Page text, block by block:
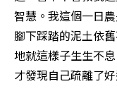
智慧。我這個一日
腳下踩踏的泥土依
地就這樣子生生不
才發現自己疏離了